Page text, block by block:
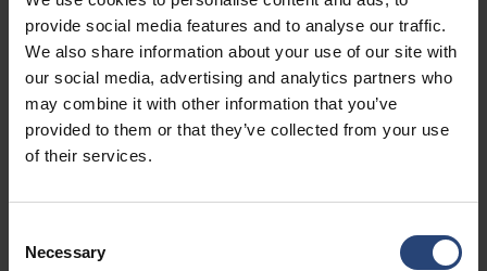
provide social media features and to analyse our traffic.
We also share information about your use of our site with
our social media, advertising and analytics partners who
may combine it with other information that you’ve
provided to them or that they’ve collected from your use
of their services.
Selection
Necessary
Illinois
1539 Hunter Rd
Hanover Park, IL 60133
+1 630-451-5345 x50103
Mostrar no mapa
Contato